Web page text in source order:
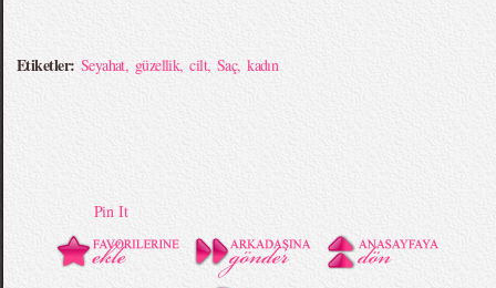
Etiketler: Seyahat, güzellik,cilt, Saç,kadın
Pin It